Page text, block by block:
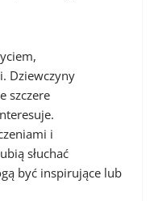
Dziewczyny
szczere
i
słuchać
być inspirujące lub